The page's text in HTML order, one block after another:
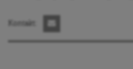
Kontakt: